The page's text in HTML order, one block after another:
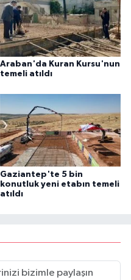
Araban'da Kuran Kursu'nun
temeli atıldı
Gaziantep'te 5 bin
konutluk yeni etabın temeli
atıldı